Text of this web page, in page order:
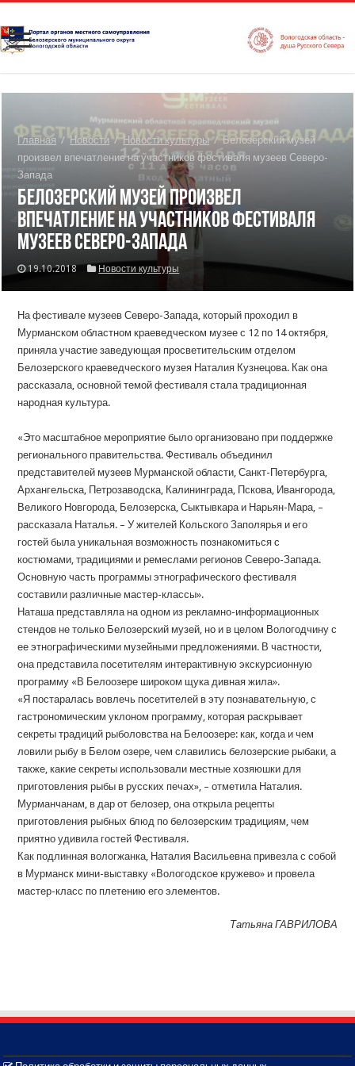
Главная / Новости / Новости культуры / Белозерский музей
произвел впечатление на участников фестиваля музеев Северо-
Запада
Белозерский музей произвел
впечатление на участников фестиваля
музеев Северо-Запада
19.10.2018 Новости культуры
На фестивале музеев Северо-Запада, который проходил в
Мурманском областном краеведческом музее с 12 по 14 октября,
приняла участие заведующая просветительским отделом
Белозерского краеведческого музея Наталия Кузнецова. Как она
рассказала, основной темой фестиваля стала традиционная
народная культура.
«Это масштабное мероприятие было организовано при поддержке
регионального правительства. Фестиваль объединил
представителей музеев Мурманской области, Санкт-Петербурга,
Архангельска, Петрозаводска, Калининграда, Пскова, Ивангорода,
Великого Новгорода, Белозерска, Сыктывкара и Нарьян-Мара, –
рассказала Наталья. – У жителей Кольского Заполярья и его
гостей была уникальная возможность познакомиться с
костюмами, традициями и ремеслами регионов Северо-Запада.
Основную часть программы этнографического фестиваля
составили различные мастер-классы».
Наташа представляла на одном из рекламно-информационных
стендов не только Белозерский музей, но и в целом Вологодчину с
ее этнографическими музейными предложениями. В частности,
она представила посетителям интерактивную экскурсионную
программу «В Белоозере широком щука дивная жила».
«Я постаралась вовлечь посетителей в эту познавательную, с
гастрономическим уклоном программу, которая раскрывает
секреты традиций рыболовства на Белоозере: как, когда и чем
ловили рыбу в Белом озере, чем славились белозерские рыбаки, а
также, какие секреты использовали местные хозяюшки для
приготовления рыбы в русских печах», – отметила Наталия.
Мурманчанам, в дар от белозер, она открыла рецепты
приготовления рыбных блюд по белозерским традициям, чем
приятно удивила гостей Фестиваля.
Как подлинная вологжанка, Наталия Васильевна привезла с собой
в Мурманск мини-выставку «Вологодское кружево» и провела
мастер-класс по плетению его элементов.
Татьяна ГАВРИЛОВА